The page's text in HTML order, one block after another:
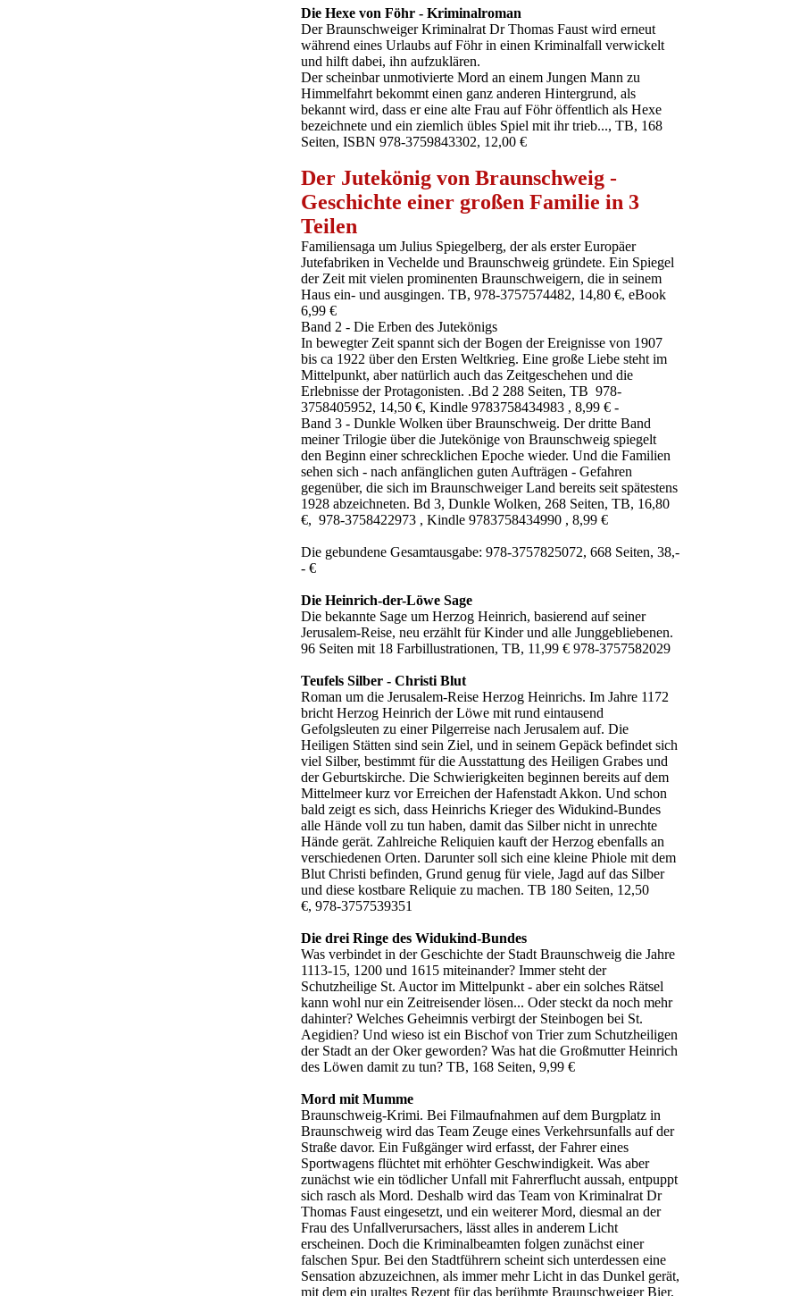
Die Hexe von Föhr - Kriminalroman
Der Braunschweiger Kriminalrat Dr Thomas Faust wird erneut
während eines Urlaubs auf Föhr in einen Kriminalfall verwickelt
und hilft dabei, ihn aufzuklären.
Der scheinbar unmotivierte Mord an einem Jungen Mann zu
Himmelfahrt bekommt einen ganz anderen Hintergrund, als
bekannt wird, dass er eine alte Frau auf Föhr öffentlich als Hexe
bezeichnete und ein ziemlich übles Spiel mit ihr trieb..., TB, 168
Seiten, ISBN 978-3759843302, 12,00 €
Der Jutekönig von Braunschweig -
Geschichte einer großen Familie in 3
Teilen
Familiensaga um Julius Spiegelberg, der als erster Europäer
Jutefabriken in Vechelde und Braunschweig gründete. Ein Spiegel
der Zeit mit vielen prominenten Braunschweigern, die in seinem
Haus ein- und ausgingen. TB, 978-3757574482, 14,80 €, eBook
6,99 €
Band 2 - Die Erben des Jutekönigs
In bewegter Zeit spannt sich der Bogen der Ereignisse von 1907
bis ca 1922 über den Ersten Weltkrieg. Eine große Liebe steht im
Mittelpunkt, aber natürlich auch das Zeitgeschehen und die
Erlebnisse der Protagonisten. .Bd 2 288 Seiten, TB 978-
3758405952, 14,50 €, Kindle 9783758434983 , 8,99 € -
Band 3 - Dunkle Wolken über Braunschweig. Der dritte Band
meiner Trilogie über die Jutekönige von Braunschweig spiegelt
den Beginn einer schrecklichen Epoche wieder. Und die Familien
sehen sich - nach anfänglichen guten Aufträgen - Gefahren
gegenüber, die sich im Braunschweiger Land bereits seit spätestens
1928 abzeichneten. Bd 3, Dunkle Wolken, 268 Seiten, TB, 16,80
€, 978-3758422973 , Kindle 9783758434990 , 8,99 €
Die gebundene Gesamtausgabe: 978-3757825072, 668 Seiten, 38,-
- €
Die Heinrich-der-Löwe Sage
Die bekannte Sage um Herzog Heinrich, basierend auf seiner
Jerusalem-Reise, neu erzählt für Kinder und alle Junggebliebenen.
96 Seiten mit 18 Farbillustrationen, TB, 11,99 € 978-3757582029
Teufels Silber - Christi Blut
Roman um die Jerusalem-Reise Herzog Heinrichs. Im Jahre 1172
bricht Herzog Heinrich der Löwe mit rund eintausend
Gefolgsleuten zu einer Pilgerreise nach Jerusalem auf. Die
Heiligen Stätten sind sein Ziel, und in seinem Gepäck befindet sich
viel Silber, bestimmt für die Ausstattung des Heiligen Grabes und
der Geburtskirche. Die Schwierigkeiten beginnen bereits auf dem
Mittelmeer kurz vor Erreichen der Hafenstadt Akkon. Und schon
bald zeigt es sich, dass Heinrichs Krieger des Widukind-Bundes
alle Hände voll zu tun haben, damit das Silber nicht in unrechte
Hände gerät. Zahlreiche Reliquien kauft der Herzog ebenfalls an
verschiedenen Orten. Darunter soll sich eine kleine Phiole mit dem
Blut Christi befinden, Grund genug für viele, Jagd auf das Silber
und diese kostbare Reliquie zu machen. TB 180 Seiten, 12,50
€, 978-3757539351
Die drei Ringe des Widukind-Bundes
Was verbindet in der Geschichte der Stadt Braunschweig die Jahre
1113-15, 1200 und 1615 miteinander? Immer steht der
Schutzheilige St. Auctor im Mittelpunkt - aber ein solches Rätsel
kann wohl nur ein Zeitreisender lösen... Oder steckt da noch mehr
dahinter? Welches Geheimnis verbirgt der Steinbogen bei St.
Aegidien? Und wieso ist ein Bischof von Trier zum Schutzheiligen
der Stadt an der Oker geworden? Was hat die Großmutter Heinrich
des Löwen damit zu tun? TB, 168 Seiten, 9,99 €
Mord mit Mumme
Braunschweig-Krimi. Bei Filmaufnahmen auf dem Burgplatz in
Braunschweig wird das Team Zeuge eines Verkehrsunfalls auf der
Straße davor. Ein Fußgänger wird erfasst, der Fahrer eines
Sportwagens flüchtet mit erhöhter Geschwindigkeit. Was aber
zunächst wie ein tödlicher Unfall mit Fahrerflucht aussah, entpuppt
sich rasch als Mord. Deshalb wird das Team von Kriminalrat Dr
Thomas Faust eingesetzt, und ein weiterer Mord, diesmal an der
Frau des Unfallverursachers, lässt alles in anderem Licht
erscheinen. Doch die Kriminalbeamten folgen zunächst einer
falschen Spur. Bei den Stadtführern scheint sich unterdessen eine
Sensation abzuzeichnen, als immer mehr Licht in das Dunkel gerät,
mit dem ein uraltes Rezept für das berühmte Braunschweiger Bier,